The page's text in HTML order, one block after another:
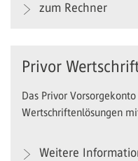
zum Rechner
Privor
Das Privor
Wertschriftenlösungen
Weitere